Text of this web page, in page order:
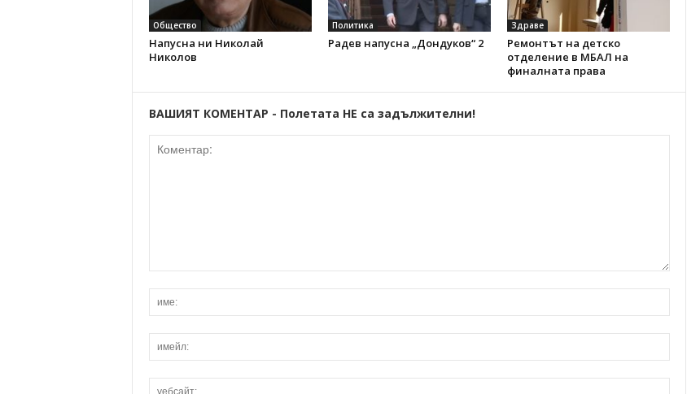
Общество
Напусна ни Николай
Николов
Политика
Радев напусна „Дондуков“ 2
Здраве
Ремонтът на детско
отделение в МБАЛ на
финалната права
ВАШИЯТ КОМЕНТАР - Полетата НЕ са задължителни!